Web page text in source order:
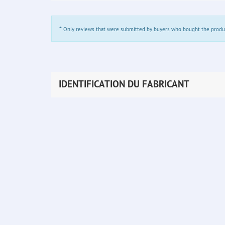
* Only reviews that were submitted by buyers who bought the
IDENTIFICATION DU FABRICANT